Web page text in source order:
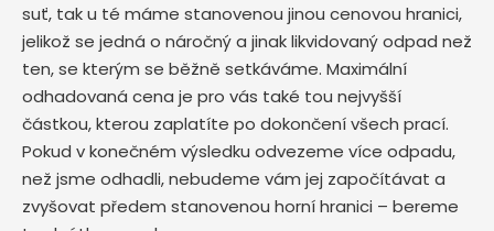
suť, tak u té máme stanovenou jinou cenovou hranici,
jelikož se jedná o náročný a jinak likvidovaný odpad než
ten, se kterým se běžně setkáváme. Maximální
odhadovaná cena je pro vás také tou nejvyšší
částkou, kterou zaplatíte po dokončení všech prací.
Pokud v konečném výsledku odvezeme více odpadu,
než jsme odhadli, nebudeme vám jej započítávat a
zvyšovat předem stanovenou horní hranici – bereme